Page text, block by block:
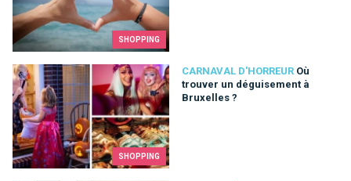
SHOPPING
SHOPPING
CARNAVAL D'HORREUR Où
trouver un déguisement à
Bruxelles ?
Où trouver un déguisement à Bruxelles ?